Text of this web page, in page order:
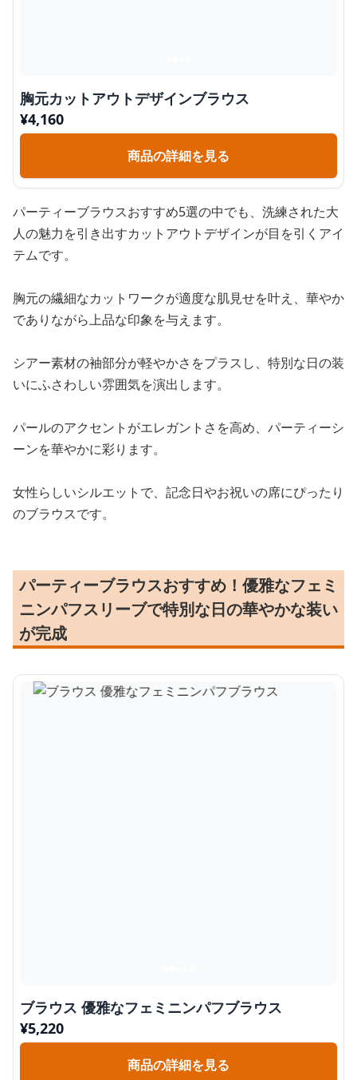
胸元カットアウトデザインブラウス
¥4,160
商品の詳細を見る
パーティーブラウスおすすめ5選の中でも、洗練された大
人の魅力を引き出すカットアウトデザインが目を引くアイ
テムです。
胸元の繊細なカットワークが適度な肌見せを叶え、華やか
でありながら上品な印象を与えます。
シアー素材の袖部分が軽やかさをプラスし、特別な日の装
いにふさわしい雰囲気を演出します。
パールのアクセントがエレガントさを高め、パーティーシ
ーンを華やかに彩ります。
女性らしいシルエットで、記念日やお祝いの席にぴったり
のブラウスです。
パーティーブラウスおすすめ！優雅なフェミ
ニンパフスリーブで特別な日の華やかな装い
が完成
ブラウス 優雅なフェミニンパフブラウス
¥5,220
商品の詳細を見る